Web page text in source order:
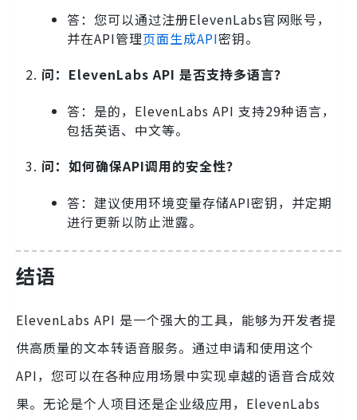
答：您可以通过注册ElevenLabs官网账号，
并在API管理页面生成API密钥。
问：ElevenLabs API 是否支持多语言？
答：是的，ElevenLabs API 支持29种语言，
包括英语、中文等。
问：如何确保API调用的安全性？
答：建议使用环境变量存储API密钥，并定期
进行更新以防止泄露。
结语
ElevenLabs API 是一个强大的工具，能够为开发者提
供高质量的文本转语音服务。通过申请和使用这个
API，您可以在各种应用场景中实现卓越的语音合成效
果。无论是个人项目还是企业级应用，ElevenLabs